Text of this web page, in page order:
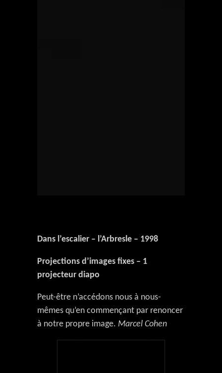
Dans l’escalier – l’Arbresle – 1998
Projections d’images fixes – 1
projecteur diapo
Peut-être n’accédons nous à nous-
mêmes qu’en commençant par renoncer
à notre propre image. Marcel Cohen